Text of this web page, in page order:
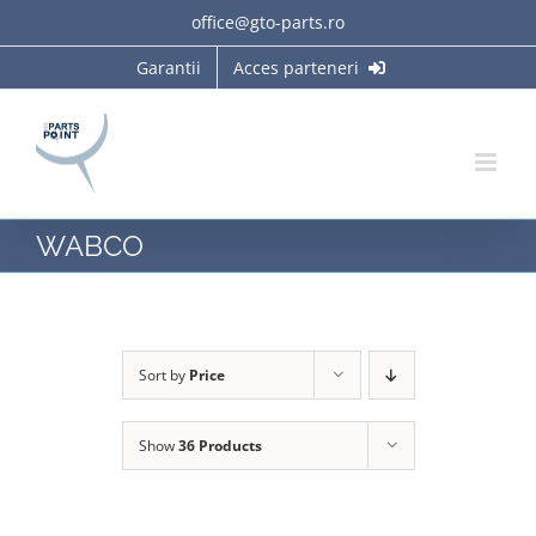
to
office@gto-parts.ro
Garantii
Acces parteneri
WABCO
Sort by Price
Show36 Products